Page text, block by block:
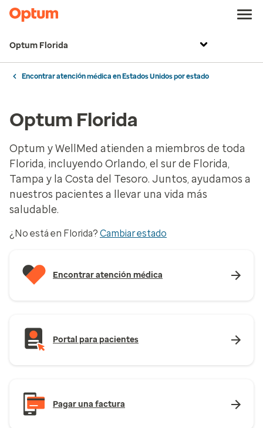
Optum Florida
Encontrar atención médica en Estados Unidos por estado
Optum Florida
Optum y WellMed atienden a miembros de toda
Florida, incluyendo Orlando, el sur de Florida,
Tampa y la Costa del Tesoro. Juntos, ayudamos a
nuestros pacientes a llevar una vida más
saludable.
¿No está en Florida? Cambiar estado
Encontrar atención médica
Portal para pacientes
Pagar una factura